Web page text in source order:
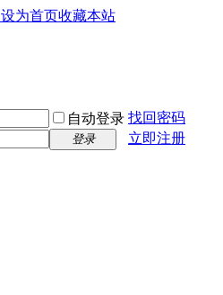
设为首页收藏本站
自动登录 找回密码
登录
立即注册